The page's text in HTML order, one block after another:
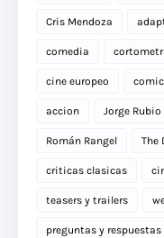
Cris Mendoza
comedia
cine europeo
accion Jorge Rubio
Román Rangel The
criticas clasicas
teasers y trailers
preguntas y respuestas